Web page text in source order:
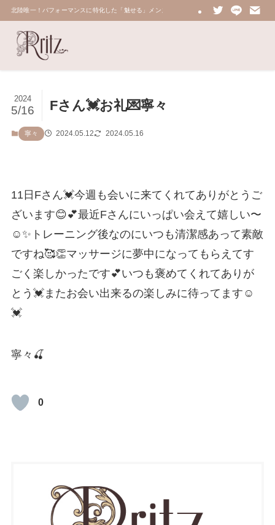
北陸唯一！パフォーマンスに特化した「魅せる」メンズエステ 鼠蹊部・密着・総合技術力
Fさん💓お礼💌寧々
2024
5/16
寧々 2024.05.12 2024.05.16
11日Fさん💓今週も会いに来てくれてありがとうご
ざいます😊💕最近Fさんにいっぱい会えて嬉しい〜
☺️✨トレーニング後なのにいつも清潔感あって素敵
ですね🥰👏マッサージに夢中になってもらえてす
ごく楽しかったです💕いつも褒めてくれてありが
とう💓またお会い出来るの楽しみに待ってます☺️
💓
寧々🍒
0